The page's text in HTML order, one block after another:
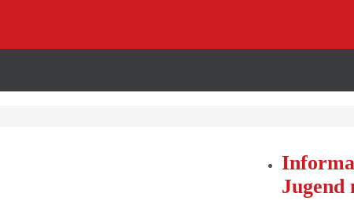
Jugend